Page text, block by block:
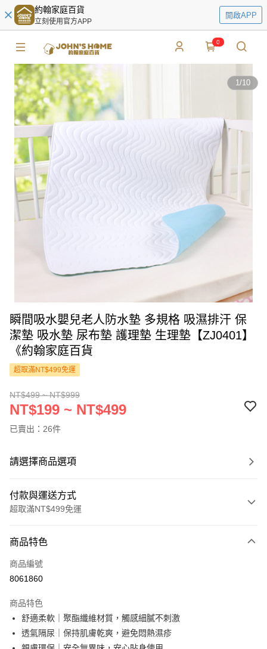
約翰家庭百貨
立刻使用官方APP
開啟APP
0
1/10
瞬間吸水嬰兒老人防水墊 多規格 吸濕排汗 保
潔墊 吸水墊 尿布墊 護理墊 生理墊【ZJ0401】
《約翰家庭百貨
超取滿NT$499免運
NT$499 ~ NT$999
NT$199 ~ NT$499
已賣出：26件
請選擇商品選項
付款與運送方式
超取滿NT$499免運
信用卡一次付款
超商取貨付款
Apple Pay
街口支付
商品特色
商品編號
8061860
商品特色
舒適柔軟｜聚酯纖維材質，觸感細膩不刺激
透氣隔尿｜保持肌膚乾爽，避免悶熱濕疹